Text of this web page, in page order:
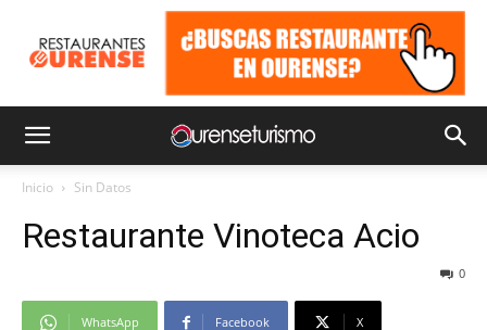
Inicio Sin Datos
Restaurante Vinoteca Acio
0
WhatsApp Facebook X